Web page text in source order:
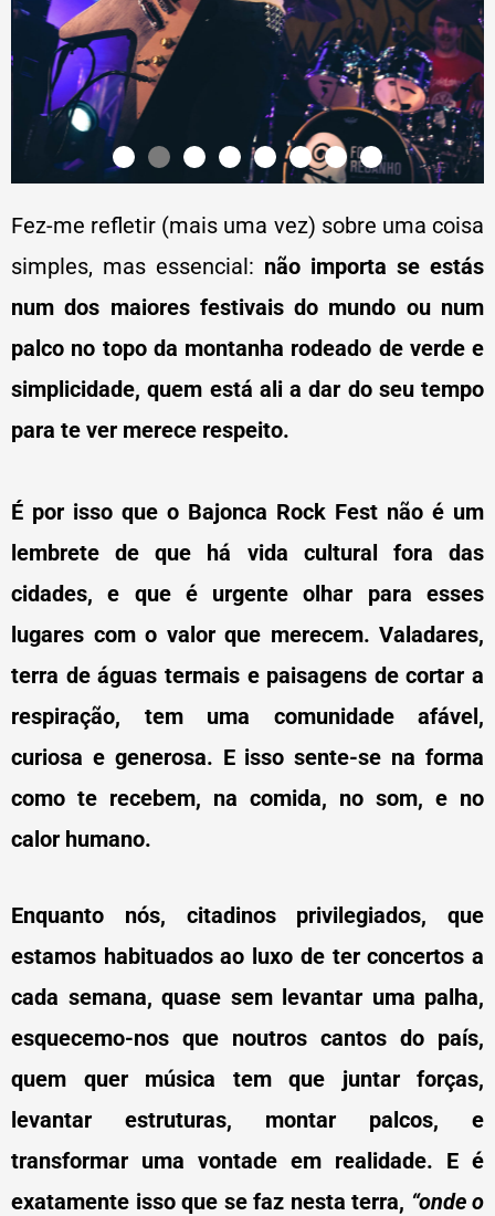
Fez-me refletir (mais uma vez) sobre uma coisa
simples, mas essencial: não importa se estás
num dos maiores festivais do mundo ou num
palco no topo da montanha rodeado de verde e
simplicidade, quem está ali a dar do seu tempo
para te ver merece respeito.
É por isso que o Bajonca Rock Fest não é um
lembrete de que há vida cultural fora das
cidades, e que é urgente olhar para esses
lugares com o valor que merecem. Valadares,
terra de águas termais e paisagens de cortar a
respiração, tem uma comunidade afável,
curiosa e generosa. E isso sente-se na forma
como te recebem, na comida, no som, e no
calor humano.
Enquanto nós, citadinos privilegiados, que
estamos habituados ao luxo de ter concertos a
cada semana, quase sem levantar uma palha,
esquecemo-nos que noutros cantos do país,
quem quer música tem que juntar forças,
levantar estruturas, montar palcos, e
transformar uma vontade em realidade. E é
exatamente isso que se faz nesta terra, “onde o